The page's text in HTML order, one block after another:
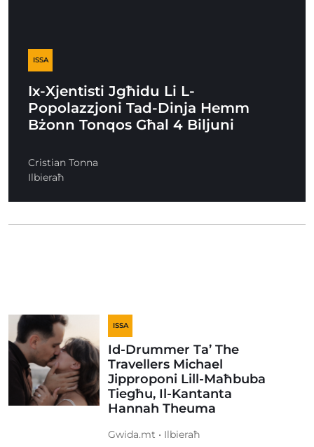
ISSA
Ix-Xjentisti Jgħidu Li L-
Popolazzjoni Tad-Dinja Hemm
Bżonn Tonqos Għal 4 Biljuni
Cristian Tonna
Ilbieraħ
ISSA
Id-Drummer Ta’ The
Travellers Michael
Jipproponi Lill-Maħbuba
Tiegħu, Il-Kantanta
Hannah Theuma
Gwida.mt • Ilbieraħ